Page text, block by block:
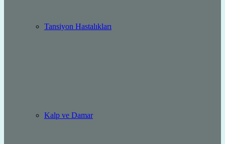
Tansiyon Hastalıkları
Kalp ve Damar